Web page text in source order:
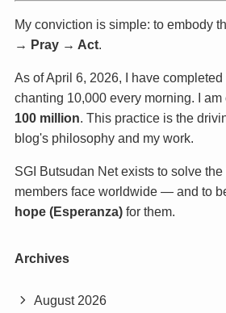
My conviction is simple: to embody
→ Pray → Act.
As of April 6, 2026, I have completed
chanting 10,000 every morning. I
100 million. This practice is the
blog's philosophy and my work.
SGI Butsudan Net exists to solve
members face worldwide — and to
hope (Esperanza)for them.
Archives
August 2026